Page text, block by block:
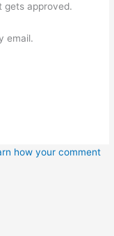
gets approved.
email.
how your comment